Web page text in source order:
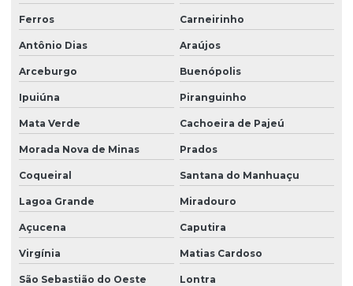
Ferros Carneirinho
Antônio Dias Araújos
Arceburgo Buenópolis
Ipuiúna Piranguinho
Mata Verde Cachoeira de Pajeú
Morada Nova de Minas Prados
Coqueiral Santana do Manhuaçu
Lagoa Grande Miradouro
Açucena Caputira
Virgínia Matias Cardoso
São Sebastião do Oeste Lontra